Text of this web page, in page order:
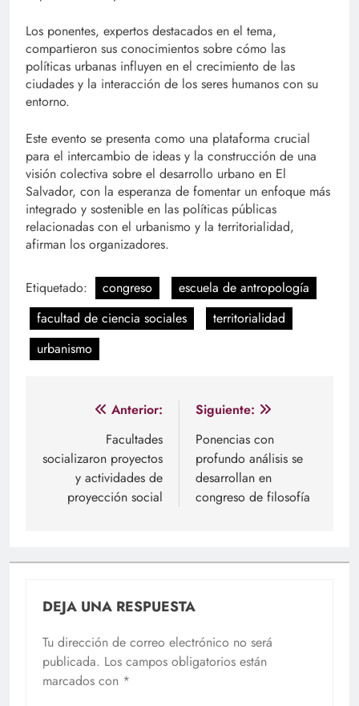
Los ponentes, expertos destacados en el tema,
compartieron sus conocimientos sobre cómo las
políticas urbanas influyen en el crecimiento de las
ciudades y la interacción de los seres humanos con su
entorno.
Este evento se presenta como una plataforma crucial
para el intercambio de ideas y la construcción de una
visión colectiva sobre el desarrollo urbano en El
Salvador, con la esperanza de fomentar un enfoque más
integrado y sostenible en las políticas públicas
relacionadas con el urbanismo y la territorialidad,
afirman los organizadores.
Etiquetado: congreso
escuela de antropología
facultad de ciencia sociales
territorialidad
urbanismo
Navegación
entradas
Anterior:
Facultades
socializaron proyectos
y actividades de
proyección social
Siguiente:
Ponencias con
profundo análisis se
desarrollan en
congreso de filosofía
DEJA UNA RESPUESTA
Tu dirección de correo electrónico no será
publicada. Los campos obligatorios están
marcados con *